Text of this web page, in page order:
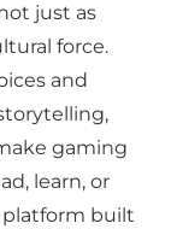
just as
force.
and
gaming
learn, or
platform built